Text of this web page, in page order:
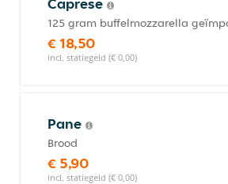
125 gram buffelmozzarella
€ 18,50
incl. statiegeld (€ 0,00)
Pane
Brood
€ 5,90
incl. statiegeld (€ 0,00)